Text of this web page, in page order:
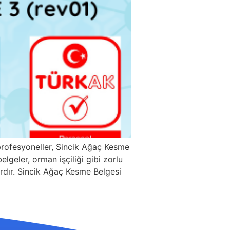
Sincik Ağaç Kesme
orman işçiliği gibi zorlu
Sincik Ağaç Kesme Belgesi